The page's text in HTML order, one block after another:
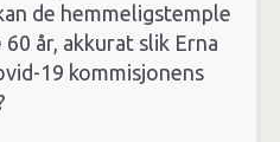
de hemmeligstemple
år, akkurat slik Erna
19 kommisjonens